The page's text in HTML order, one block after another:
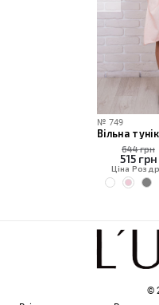
№ 749
Вільна
644 грн
515грн
Ціна
©